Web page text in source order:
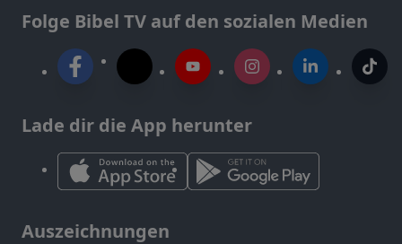
Folge Bibel TV auf den sozialen Medien
Lade dir die App herunter
Auszeichnungen